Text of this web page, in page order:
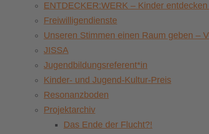
ENTDECKER:WERK – Kinder
Freiwilligendienste
Unseren Stimmen einen Raum geben –
JISSA
Jugendbildungsreferent*in
Kinder- und Jugend-Kultur-Preis
Resonanzboden
Projektarchiv
Das Ende der Flucht?!